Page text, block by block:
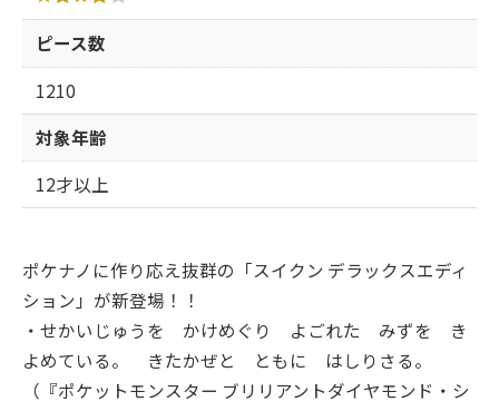
ピース数
1210
対象年齢
12才以上
ポケナノに作り応え抜群の「スイクン デラックスエディ
ション」が新登場！！
・せかいじゅうを かけめぐり よごれた みずを き
よめている。 きたかぜと ともに はしりさる。
（『ポケットモンスター ブリリアントダイヤモンド・シ